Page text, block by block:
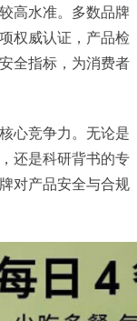
高水准。多数品牌
权威认证，产品检
全指标，为消费者
心竞争力。无论是
还是科研背书的专
对产品安全与合规